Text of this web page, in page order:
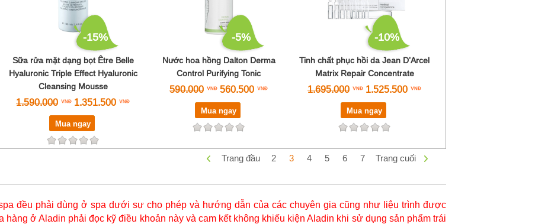
-15%
Sữa rửa mặt dạng bọt Être Belle
Hyaluronic Triple Effect Hyaluronic
Cleansing Mousse
1.590.000 1.351.500
Mua ngay
-5%
Nước hoa hồng Dalton Derma
Control Purifying Tonic
590.000 560.500
Mua ngay
-10%
Tinh chất phục hồi da Jean D’Arcel
Matrix Repair Concentrate
1.695.000 1.525.500
Mua ngay
Trang đầu 2 3 4 5 6 7 Trang cuối
đều phải dùng ở spa dưới sự cho phép và hướng dẫn của các chuyên gia cũng như liệu trình được
hàng ở Aladin phải đọc kỹ điều khoản này và cam kết không khiếu kiện Aladin khi sử dụng sản phẩm trái